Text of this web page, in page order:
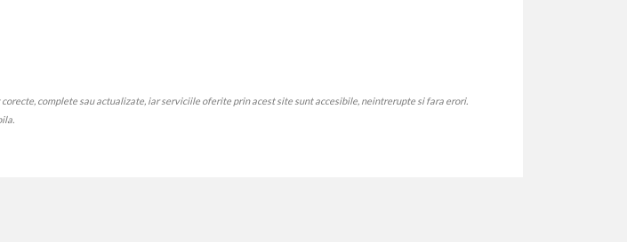
complete sau actualizate, iar serviciile oferite prin acest site sunt accesibile, neintrerupte si fara erori.